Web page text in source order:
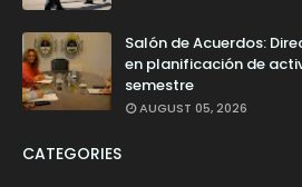
Salón de Acuerdos:
en planificación de
semestre
AUGUST 05, 2026
CATEGORIES